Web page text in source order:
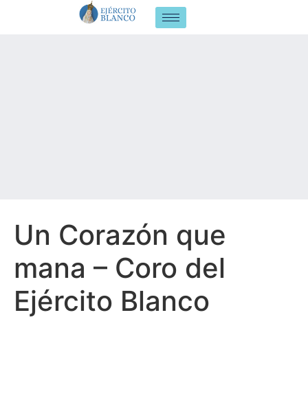
Un Corazón que
mana – Coro del
Ejército Blanco